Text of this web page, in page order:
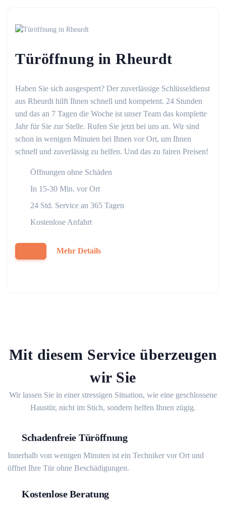
Türöffnung in Rheurdt
Haben Sie sich ausgesperrt? Der zuverlässige Schlüsseldienst
aus Rheurdt hilft Ihnen schnell und kompetent. 24 Stunden
und das an 7 Tagen die Woche ist unser Team das komplette
Jahr für Sie zur Stelle. Rufen Sie jetzt bei uns an. Wir sind
schon in wenigen Minuten bei Ihnen vor Ort, um Ihnen
schnell und zuverlässig zu helfen. Und das zu fairen Preisen!
Öffnungen ohne Schäden
In 15-30 Min. vor Ort
24 Std. Service an 365 Tagen
Kostenlose Anfahrt
Mehr Details
Mit diesem Service überzeugen
wir Sie
Wir lassen Sie in einer stressigen Situation, wie eine geschlossene
Haustür, nicht im Stich, sondern helfen Ihnen zügig.
Schadenfreie Türöffnung
Innerhalb von wenigen Minuten ist ein Techniker vor Ort und
öffnet Ihre Tür ohne Beschädigungen.
Kostenlose Beratung